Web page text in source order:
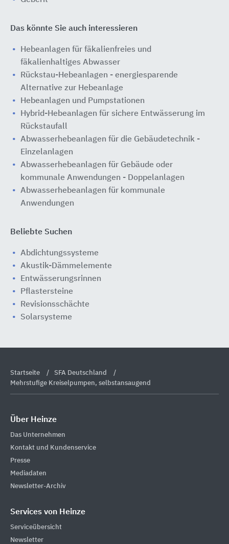
Das könnte Sie auch interessieren
Hebeanlagen für fäkalienfreies und
fäkalienhaltiges Abwasser
Rückstau-Hebeanlagen - energiesparende
Alternative zur Hebeanlage
Hebeanlagen und Pumpstationen
Hybrid-Hebeanlagen für sichere Entwässerung im
Rückstaufall
Abwasserhebeanlagen für die Gebäudetechnik -
Einzelanlagen
Abwasserhebeanlagen für Gebäude oder
kommunale Anwendungen - Doppelanlagen
Abwasserhebeanlagen für kommunale
Anwendungen
Beliebte Suchen
Abdichtungssysteme
Akustik-Dämmelemente
Entwässerungsrinnen
Pflastersteine
Revisionsschächte
Solarsysteme
Startseite
SFA Deutschland
Mehrstufige Kreiselpumpen, selbstansaugend
Über Heinze
Das Unternehmen
Kontakt und Kundenservice
Presse
Mediadaten
Newsletter-Archiv
Services von Heinze
Serviceübersicht
Newsletter